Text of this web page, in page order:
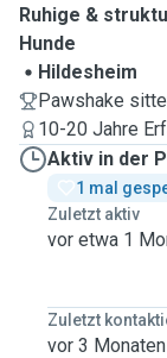
Ruhige &
Hunde
Hildesheim
Pawshake
10-20 Jahre
Aktiv in der
1 mal
Zuletzt aktiv
vor etwa 1
Zuletzt
vor 3 Monaten